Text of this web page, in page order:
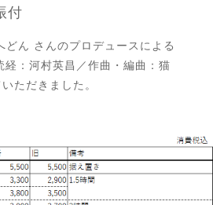
付
ん さんのプロデュースによる
経：河村英昌／作曲・編曲：猫
ただきました。